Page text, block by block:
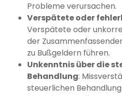
Probleme verursachen.
Verspätete oder
Verspätete oder
der
zu Bußgeldern führen.
Unkenntnis über die
Behandlung:
steuerlichen